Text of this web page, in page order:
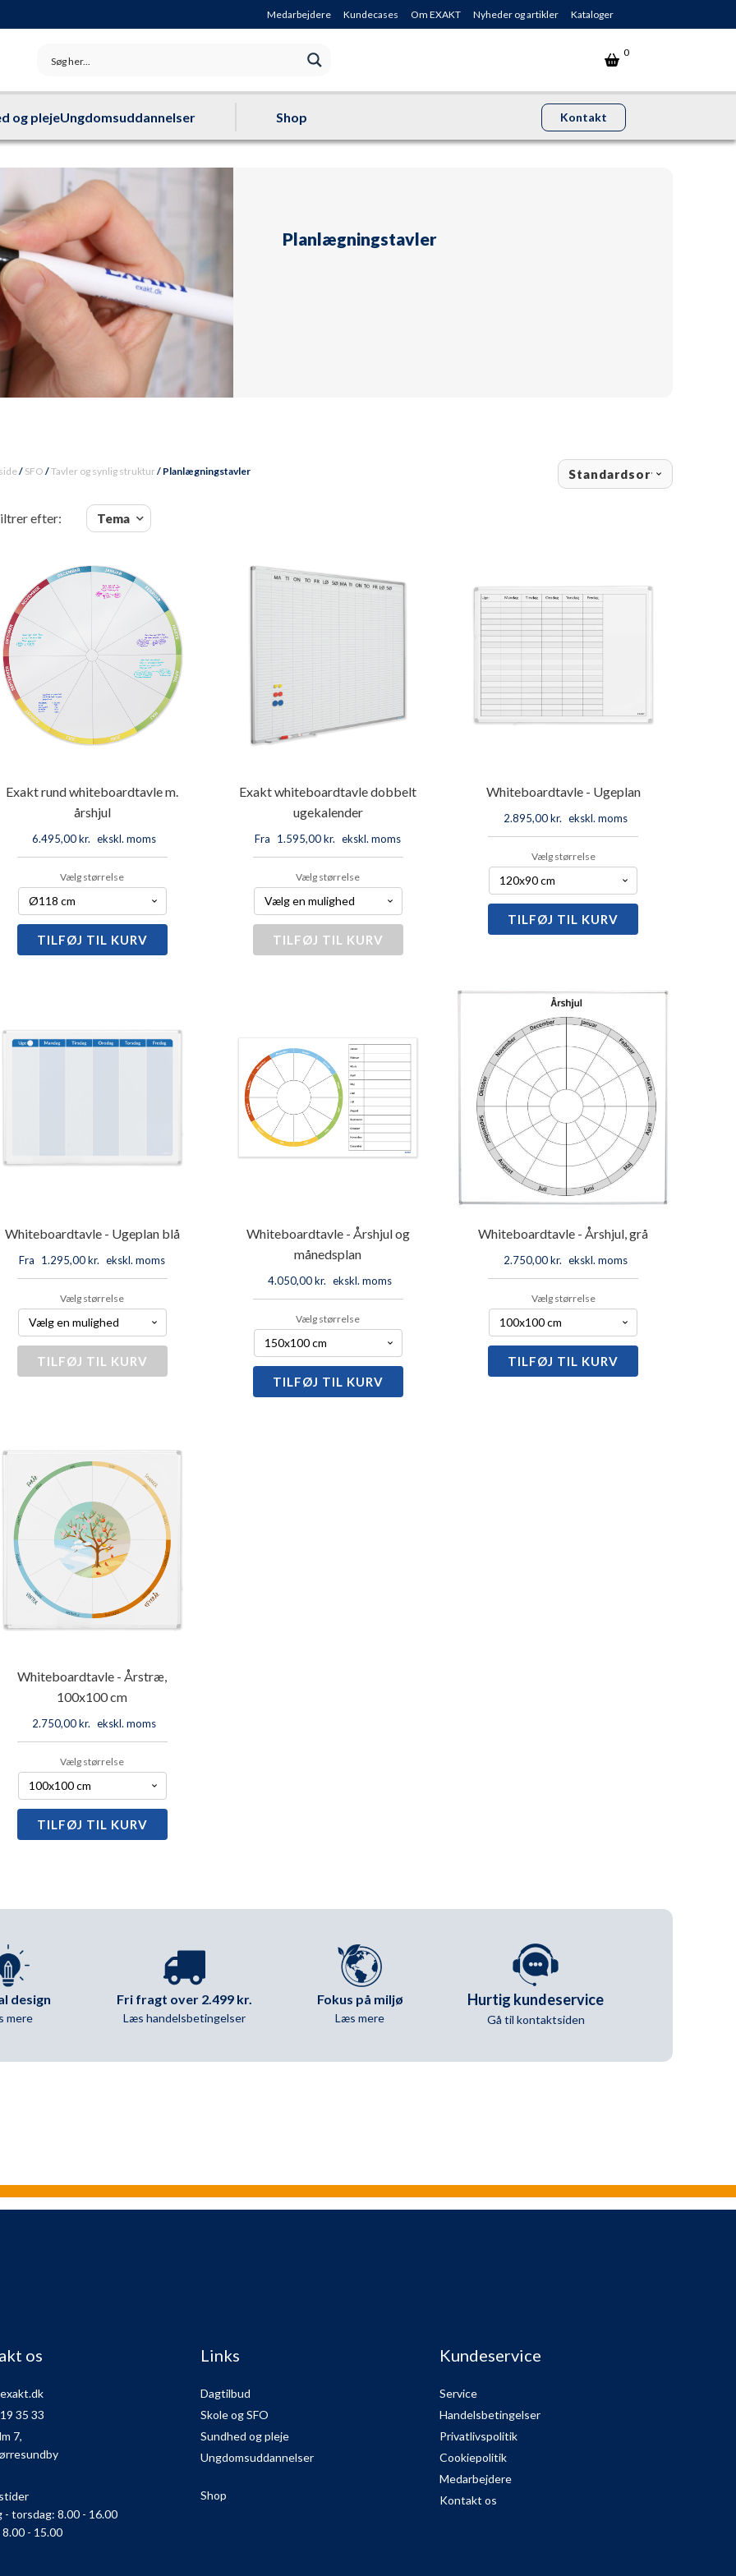
Medarbejdere Kundecases Om EXAKT Nyheder og artikler Kataloger
0
og plejeUngdomsuddannelser Shop Kontakt
Planlægningstavler
/ SFO /Tavler og synlig struktur/ Planlægningstavler
efter: Tema
Exakt rund whiteboardtavle m.
årshjul
6.495,00kr. ekskl. moms
Vælg størrelse
Exakt
rund
TILFØJ TIL KURV
Exakt whiteboardtavle dobbelt
ugekalender
Fra 1.595,00kr. ekskl. moms
Vælg størrelse
Exakt
whiteboardtavle
TILFØJ TIL KURV
Whiteboardtavle - Ugeplan
2.895,00kr. ekskl. moms
Vælg størrelse
Whiteboardtavle
-
TILFØJ TIL KURV
Whiteboardtavle - Ugeplan blå
Fra 1.295,00kr. ekskl. moms
Vælg størrelse
Whiteboardtavle
-
TILFØJ TIL KURV
Whiteboardtavle - Årshjul og
månedsplan
4.050,00kr. ekskl. moms
Vælg størrelse
Whiteboardtavle
-
TILFØJ TIL KURV
Whiteboardtavle - Årshjul, grå
2.750,00kr. ekskl. moms
Vælg størrelse
Whiteboardtavle
-
TILFØJ TIL KURV
Whiteboardtavle - Årstræ,
100x100 cm
2.750,00kr. ekskl. moms
Vælg størrelse
Whiteboardtavle
-
TILFØJ TIL KURV
design
mere
Fri fragt over 2.499 kr.
Læs handelsbetingelser
Fokus på miljø
Læs mere
Hurtig kundeservice
Gå til kontaktsiden
os
35 33
7,
- torsdag: 8.00 - 16.00
- 15.00
Links
Dagtilbud
Skole og SFO
Sundhed og pleje
Ungdomsuddannelser
Shop
Kundeservice
Service
Handelsbetingelser
Privatlivspolitik
Cookiepolitik
Medarbejdere
Kontakt os